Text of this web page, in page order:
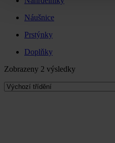
Náušnice
Prstýnky
Doplňky
Zobrazeny 2 výsledky